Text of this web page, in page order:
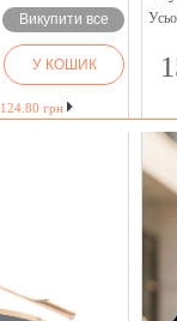
Викупити все
У КОШИК
124.80 грн